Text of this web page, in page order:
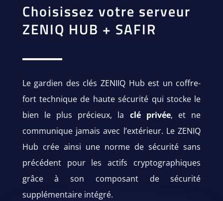
Choisissez votre serveur
ZENIQ HUB + SAFIR
Le gardien des clés ZENIIQ Hub est un coffre-
fort technique de haute sécurité qui stocke le
bien le plus précieux, la clé privée, et ne
communique jamais avec l’extérieur. Le ZENIQ
Hub crée ainsi une norme de sécurité sans
précédent pour les actifs cryptographiques
grâce à son composant de sécurité
supplémentaire intégré.